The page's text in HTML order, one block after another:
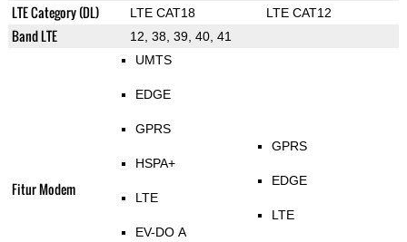
LTE Category (DL) LTE CAT18 LTE CAT12
Band LTE 12, 38, 39, 40, 41
Fitur Modem
UMTS
EDGE
GPRS
HSPA+
LTE
EV-DO A
GPRS
EDGE
LTE